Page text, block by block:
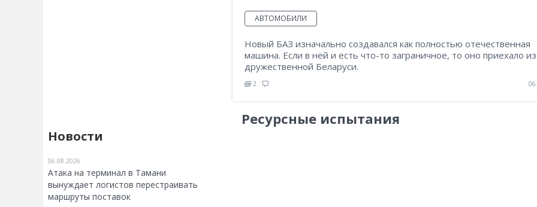
Новости
06.08.2026
Атака на терминал в Тамани
вынуждает логистов перестраивать
маршруты поставок
АВТОМОБИЛИ
Новый БАЗ изначально создавался как полностью отечественная
машина. Если в ней и есть что-то заграничное, то оно приехало из
дружественной Беларуси.
2
Ресурсные испытания